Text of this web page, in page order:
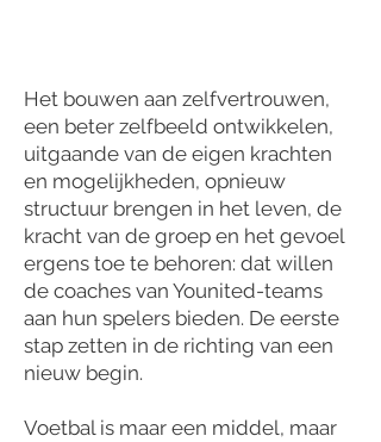
Het bouwen aan zelfvertrouwen,
een beter zelfbeeld ontwikkelen,
uitgaande van de eigen krachten
en mogelijkheden, opnieuw
structuur brengen in het leven, de
kracht van de groep en het gevoel
ergens toe te behoren: dat willen
de coaches van Younited-teams
aan hun spelers bieden. De eerste
stap zetten in de richting van een
nieuw begin.
Voetbal is maar een middel, maar